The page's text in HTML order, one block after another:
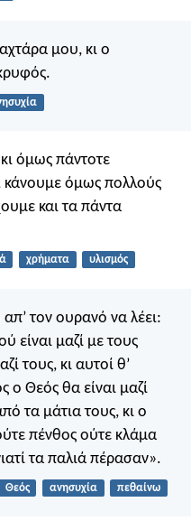
μου, κι ο
όμως πάντοτε
κάνουμε όμως πολλούς
και τα πάντα
χρήματα υλισμός
τον ουρανό να λέει:
είναι μαζί με τους
τους, κι αυτοί θ’
ο Θεός θα είναι μαζί
τα μάτια τους, κι ο
πένθος ούτε κλάμα
τα παλιά πέρασαν».
Θεός ανησυχία πεθαίνω